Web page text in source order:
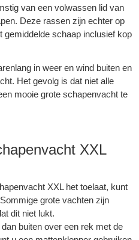
van een volwassen lid van
Deze rassen zijn echter op
gemiddelde schaap inclusief kop
in weer en wind buiten en
Het gevolg is dat niet alle
mooie grote schapenvacht te
XXL
XXL het toelaat, kunt
grote vachten zijn
dit niet lukt.
buiten over een rek met de